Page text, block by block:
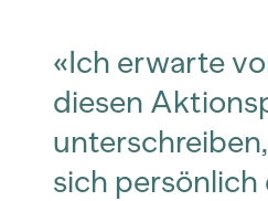
«Ich erwarte
diesen
sich persönlich